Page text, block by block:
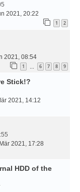
2021, 20:22
1 2
2021, 08:54
1 6 7 8 9
Stick!?
2021, 14:12
2021, 17:28
HDD of the